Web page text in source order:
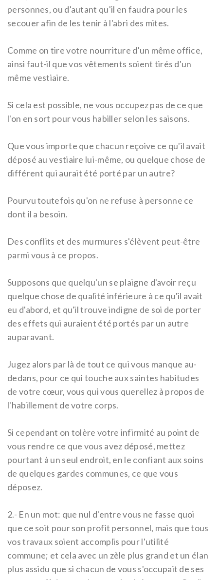
personnes, ou d'autant qu'il en faudra pour les
secouer afin de les tenir à l'abri des mites.
Comme on tire votre nourriture d'un même office,
ainsi faut-il que vos vêtements soient tirés d'un
même vestiaire.
Si cela est possible, ne vous occupez pas de ce que
l'on en sort pour vous habiller selon les saisons.
Que vous importe que chacun reçoive ce qu'il avait
déposé au vestiaire lui-même, ou quelque chose de
différent qui aurait été porté par un autre?
Pourvu toutefois qu'on ne refuse à personne ce
dont il a besoin.
Des conflits et des murmures s'élèvent peut-être
parmi vous à ce propos.
Supposons que quelqu'un se plaigne d'avoir reçu
quelque chose de qualité inférieure à ce qu'il avait
eu d'abord, et qu'il trouve indigne de soi de porter
des effets qui auraient été portés par un autre
auparavant.
Jugez alors par là de tout ce qui vous manque au-
dedans, pour ce qui touche aux saintes habitudes
de votre cœur, vous qui vous querellez à propos de
l'habillement de votre corps.
Si cependant on tolère votre infirmité au point de
vous rendre ce que vous avez déposé, mettez
pourtant à un seul endroit, en le confiant aux soins
de quelques gardes communes, ce que vous
déposez.
2.- En un mot: que nul d'entre vous ne fasse quoi
que ce soit pour son profit personnel, mais que tous
vos travaux soient accomplis pour l'utilité
commune; et cela avec un zèle plus grand et un élan
plus assidu que si chacun de vous s'occupait de ses